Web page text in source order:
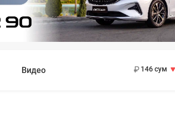
Видео
146 сум